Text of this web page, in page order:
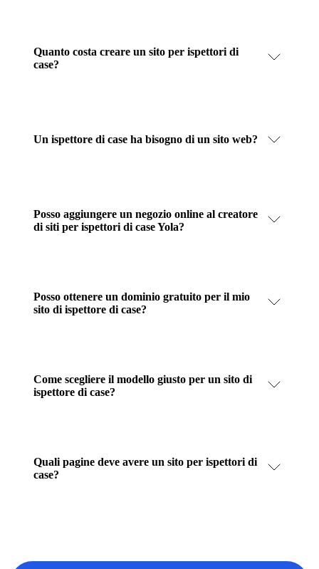
Quanto costa creare un sito per ispettori di
case?
Un ispettore di case ha bisogno di un sito web?
Posso aggiungere un negozio online al creatore
di siti per ispettori di case Yola?
Posso ottenere un dominio gratuito per il mio
sito di ispettore di case?
Come scegliere il modello giusto per un sito di
ispettore di case?
Quali pagine deve avere un sito per ispettori di
case?